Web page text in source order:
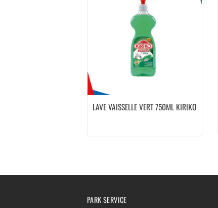
LAVE VAISSELLE VERT 750ML KIRIKO
PARK SERVICE